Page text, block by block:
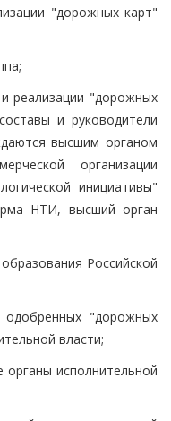
"дорожных карт"
реализации "дорожных
и руководители
высшим органом
организации
инициативы"
НТИ, высший орган
Российской
одобренных "дорожных
власти;
исполнительной